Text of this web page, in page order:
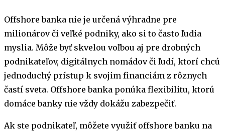
Offshore banka nie je určená výhradne pre
milionárov či veľké podniky, ako si to často ľudia
myslia. Môže byť skvelou voľbou aj pre drobných
podnikateľov, digitálnych nomádov či ľudí, ktorí chcú
jednoduchý prístup k svojim financiám z rôznych
častí sveta. Offshore banka ponúka flexibilitu, ktorú
domáce banky nie vždy dokážu zabezpečiť.
Ak ste podnikateľ, môžete využiť offshore banku na